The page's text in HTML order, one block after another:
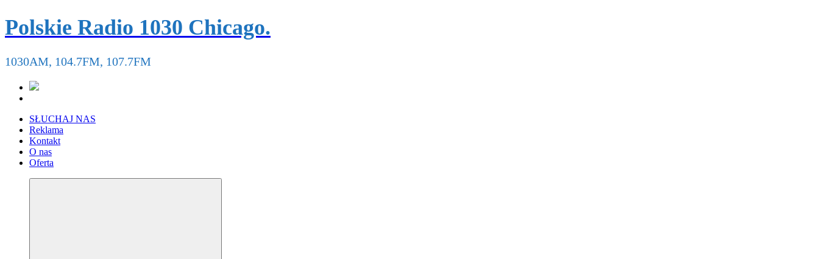
Polskie Radio 1030 Chicago.
1030AM, 104.7FM, 107.7FM
SŁUCHAJ NAS
Reklama
Kontakt
O nas
Oferta